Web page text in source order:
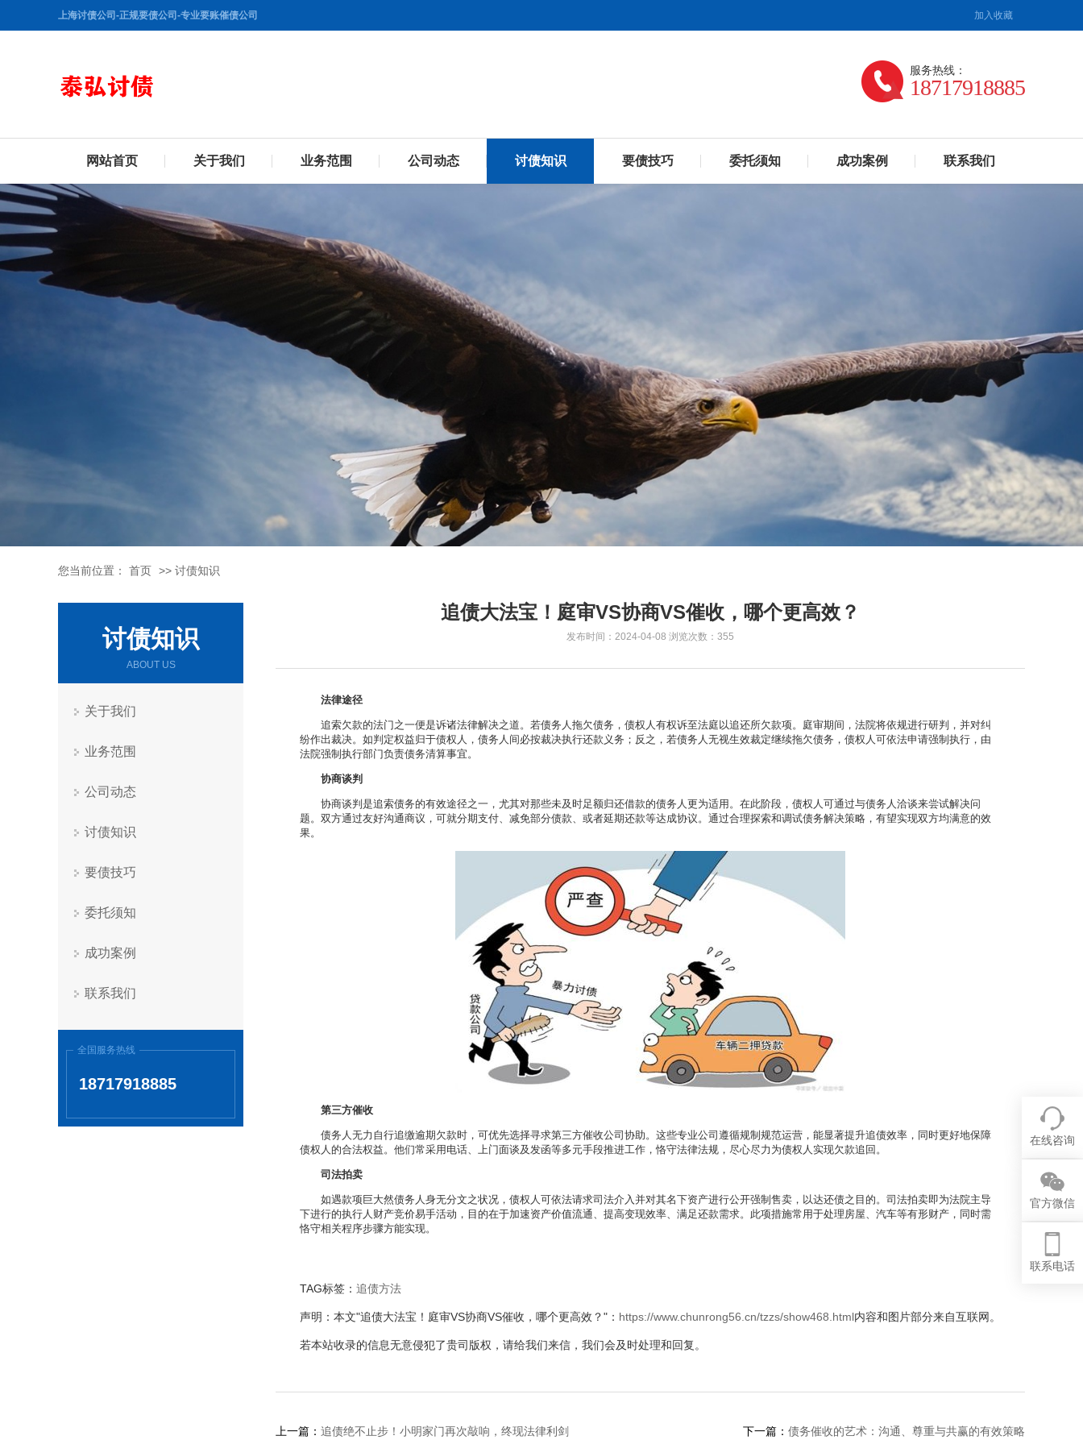
上海讨债公司-正规要债公司-专业要账催债公司 加入收藏
服务热线：
18717918885
网站首页 关于我们 业务范围 公司动态 讨债知识 要债技巧 委托须知 成功案例 联系我们
您当前位置： 首页 >> 讨债知识
讨债知识
ABOUT US
关于我们
业务范围
公司动态
讨债知识
要债技巧
委托须知
成功案例
联系我们
全国服务热线
18717918885
追债大法宝！庭审VS协商VS催收，哪个更高效？
发布时间：2024-04-08 浏览次数：355
法律途径
追索欠款的法门之一便是诉诸法律解决之道。若债务人拖欠债务，债权人有权诉至法庭以追还所欠款项。庭审期间，法院将依规进行研判，并对纠
纷作出裁决。如判定权益归于债权人，债务人间必按裁决执行还款义务；反之，若债务人无视生效裁定继续拖欠债务，债权人可依法申请强制执行，由
法院强制执行部门负责债务清算事宜。
协商谈判
协商谈判是追索债务的有效途径之一，尤其对那些未及时足额归还借款的债务人更为适用。在此阶段，债权人可通过与债务人洽谈来尝试解决问
题。双方通过友好沟通商议，可就分期支付、减免部分债款、或者延期还款等达成协议。通过合理探索和调试债务解决策略，有望实现双方均满意的效
果。
第三方催收
债务人无力自行追缴逾期欠款时，可优先选择寻求第三方催收公司协助。这些专业公司遵循规制规范运营，能显著提升追债效率，同时更好地保障
债权人的合法权益。他们常采用电话、上门面谈及发函等多元手段推进工作，恪守法律法规，尽心尽力为债权人实现欠款追回。
司法拍卖
如遇款项巨大然债务人身无分文之状况，债权人可依法请求司法介入并对其名下资产进行公开强制售卖，以达还债之目的。司法拍卖即为法院主导
下进行的执行人财产竞价易手活动，目的在于加速资产价值流通、提高变现效率、满足还款需求。此项措施常用于处理房屋、汽车等有形财产，同时需
恪守相关程序步骤方能实现。
TAG标签： 追债方法
声明：本文"追债大法宝！庭审VS协商VS催收，哪个更高效？"： https://www.chunrong56.cn/tzzs/show468.html内容和图片部分来自互联网。
若本站收录的信息无意侵犯了贵司版权，请给我们来信，我们会及时处理和回复。
上一篇： 追债绝不止步！小明家门再次敲响，终现法律利剑 下一篇： 债务催收的艺术：沟通、尊重与共赢的有效策略
在线咨询
官方微信
联系电话